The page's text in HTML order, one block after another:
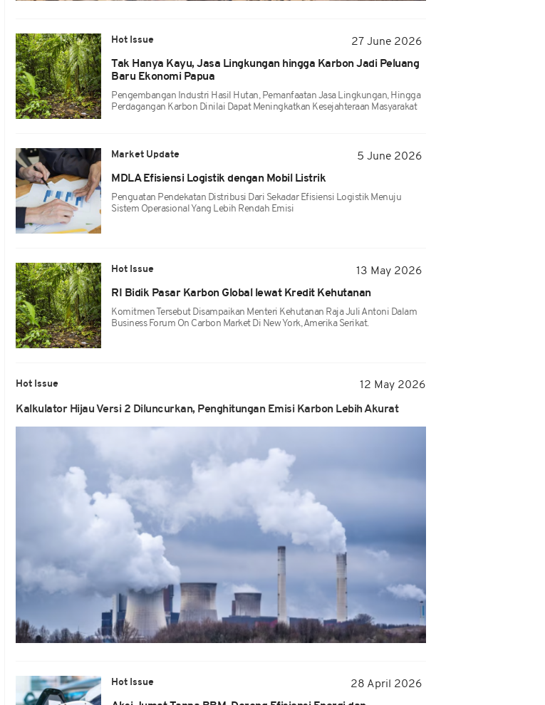
Hot Issue
27 June 2026
Tak Hanya Kayu, Jasa Lingkungan hingga Karbon Jadi Peluang
Baru Ekonomi Papua
Pengembangan Industri Hasil Hutan, Pemanfaatan Jasa Lingkungan, Hingga
Perdagangan Karbon Dinilai Dapat Meningkatkan Kesejahteraan Masyarakat
Market Update
5 June 2026
MDLA Efisiensi Logistik dengan Mobil Listrik
Penguatan Pendekatan Distribusi Dari Sekadar Efisiensi Logistik Menuju
Sistem Operasional Yang Lebih Rendah Emisi
Hot Issue
13 May 2026
RI Bidik Pasar Karbon Global lewat Kredit Kehutanan
Komitmen Tersebut Disampaikan Menteri Kehutanan Raja Juli Antoni Dalam
Business Forum On Carbon Market Di New York, Amerika Serikat.
Hot Issue 12 May 2026
Kalkulator Hijau Versi 2 Diluncurkan, Penghitungan Emisi Karbon Lebih Akurat
Hot Issue
28 April 2026